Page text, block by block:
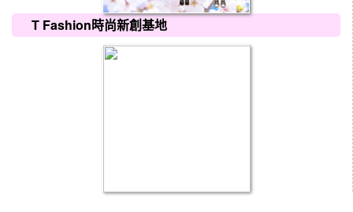
T Fashion時尚新創基地